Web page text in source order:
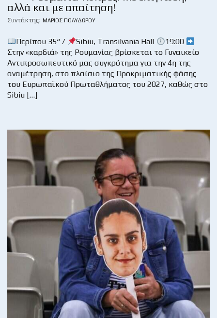
αλλά και με απαίτηση!
Συντάκτης: ΜΆΡΙΟΣ ΠΟΛΥΔΏΡΟΥ
Περίπου 35“ / Sibiu, Transilvania Hall
19:00
Στην «καρδιά» της Ρουμανίας βρίσκεται το Γυναικείο
Αντιπροσωπευτικό μας συγκρότημα για την 4η της
αναμέτρηση, στο πλαίσιο της Προκριματικής φάσης
του Ευρωπαϊκού Πρωταθλήματος του 2027, καθώς στο
Sibiu […]